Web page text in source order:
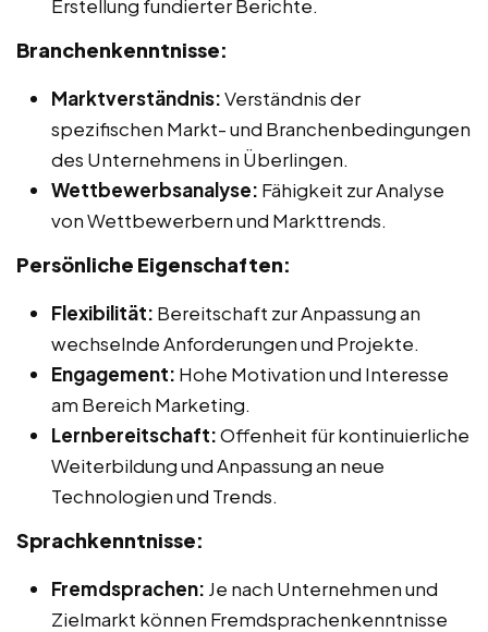
Erstellung fundierter Berichte.
Branchenkenntnisse:
Marktverständnis:Verständnis der
spezifischen Markt- und Branchenbedingungen
des Unternehmens in Überlingen.
Wettbewerbsanalyse: Fähigkeit zur Analyse
von Wettbewerbern und Markttrends.
Persönliche Eigenschaften:
Flexibilität: Bereitschaft zur Anpassung an
wechselnde Anforderungen und Projekte.
Engagement: Hohe Motivation und Interesse
am Bereich Marketing.
Lernbereitschaft:Offenheit für kontinuierliche
Weiterbildung und Anpassung an neue
Technologien und Trends.
Sprachkenntnisse:
Fremdsprachen: Je nach Unternehmen und
Zielmarkt können Fremdsprachenkenntnisse